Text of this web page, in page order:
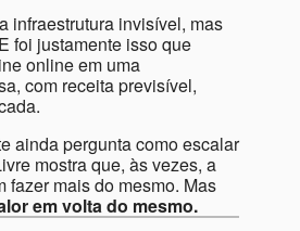
infraestrutura invisível, mas
foi justamente isso que
online em uma
com receita previsível,
ainda pergunta como escalar
mostra que, às vezes, a
fazer mais do mesmo. Mas
em volta do mesmo.